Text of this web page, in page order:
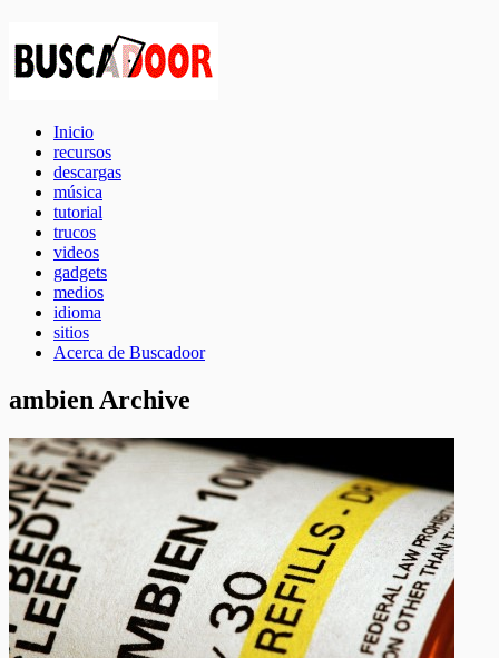
Inicio
recursos
descargas
música
tutorial
trucos
videos
gadgets
medios
idioma
sitios
Acerca de Buscadoor
ambien Archive